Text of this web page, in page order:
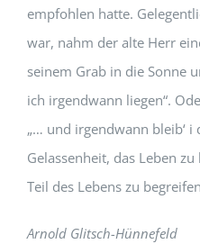
empfohlen hatte.
war, nahm der alte Herr
seinem Grab in die Sonne
ich irgendwann liegen“.
„… und irgendwann bleib‘ i
Gelassenheit, das Leben
Teil des Lebens zu
Arnold Glitsch-Hünnefeld